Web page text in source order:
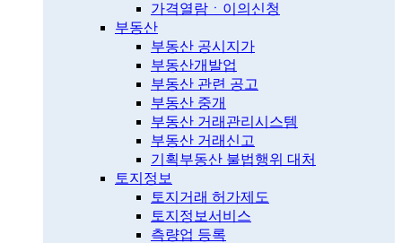
가격열람ㆍ이의신청
부동산
부동산 공시지가
부동산개발업
부동산 관련 공고
부동산 중개
부동산 거래관리시스템
부동산 거래신고
기획부동산 불법행위 대처
토지정보
토지거래 허가제도
토지정보서비스
측량업 등록